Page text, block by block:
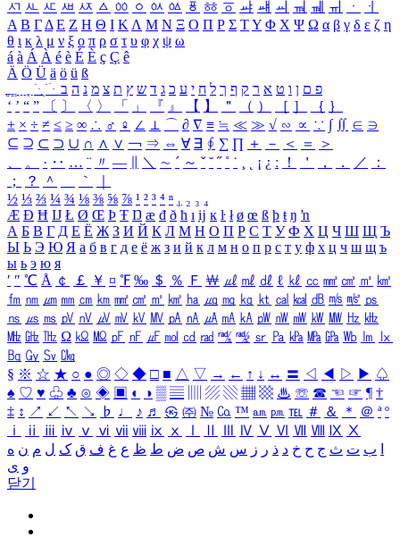
ㅺ ㅻ ㅼ ㅽ ㅾ ㅿ ㆀ ㆁ ㆂ ㆃ ㆄ ㆅ ㆆ ㆇ ㆈ ㆉ ㆊ ㆋ ㆌ ㆍ
ㆎ
Α Β ΓΔ Ε Ζ Η Θ Ι ΚΛ Μ Ν Ξ Ο Π Ρ Σ ΤΥ Φ Χ Ψ Ω α β γ δ ε ζ η
θ ι κ λ μ ν ξ ο π ρ σ τ υ φ χ ψ ω
á à Á À é è É È ç Ç ê
Ä Ö Ü ä ö ü ß
ִֶֹ ֻּ ׁׂ פ ם ן ו ט א ר ק ף ך ל ח י ע כ ג ד ש ץ ת צ מ נ ה ב
‘ ’ “ ” 〔 〕 〈 〉 「 」 『 』 【 】 ＂ （ ） ［ ］ ｛ ｝
± × ÷ ≠ ≤ ≥ ∞ ∴ ♂ ♀ ∠ ⊥ ⌒ ∂ ∇ ≡ ≒ ≪ ≫ √ ∽ ∝ ∵ ∫ ∬ ∈ ∋
⊆ ⊇ ⊂ ⊃ ∪ ∩ ∧ ∨ ￢ ⇒ ⇔ ∀ ∃ ∮ ∑ ∏ ＋ － ＜ ＝
＞
、
。 · ‥ … ¨ 〃 ― ＼ ∼ ´ ～ ˇ ˘ ˝ ˚ ˙ ¸ ¡ ¿ ː ！ ＇ ， ． ／
：
；
？ ＾ ｀
½ ⅓ ⅔ ¼ ¾ ⅛ ⅜ ⅝ ⅞ ¹ ² ³ ⁴ ⁿ ₁ ₂ ₃ ₄
Æ Ð Ħ Ĳ Ł Ø Œ Þ Ŧ Ŋ æ đ ð ħ ı ĳ ĸ ŀ ł ø œ ß þ ŧ ŋ ŉ
А Б В Г Д Е Ё Ж З И Й К Л М Н О П Р С Т У Ф Х Ц Ч Ш Щ Ъ
Ы Ь Э Ю Я а б в г д е ё ж з и й к л м н о п р с т у ф х ц ч ш щ ъ
ы ь э ю я
′ ″ ℃ Å ￠ ￡ ￥ ¤ ℉ ‰ ＄ ％ Ｆ ￦ ㎕ ㎖ ㎗ ℓ ㎘ ㏄ ㎣ ㎤ ㎥ ㎦
㎙ ㎚ ㎛ ㎜ ㎝ ㎞ ㎟ ㎠ ㎡ ㎢ ㏊ ㎍ ㎎ ㎏ ㏏ ㎈ ㎉ ㏈ ㎧ ㎨ ㎰
㎱ ㎲ ㎳ ㎴ ㎵ ㎶ ㎷ ㎸ ㎹ ㎀ ㎁ ㎂ ㎃ ㎄ ㎺ ㎻ ㎽ ㎾ ㎿ ㎐ ㎑
㎒ ㎓ ㎔ Ω ㏀ ㏁ ㎊ ㎋ ㎌ ㏖ ㏅ ㎭ ㎮ ㎯ ㏛ ㎩ ㎪ ㎫ ㎬ ㏝ ㏐
㏓
㏃ ㏉ ㏜ ㏆
§ ※ ☆ ★ ○ ● ◎ ◇ ◆ □ ■ △ ▽ → ← ↑ ↓ ↔ 〓 ◁ ◀ ▷ ▶ ♤
♠ ♡ ♥ ♧ ♣ ⊙ ◈ ▣ ◐ ◑ ▒ ▤ ▨ ▧ ▦ ▩ ♨ ☏ ☎ ☜ ☞ ¶ †
‡ ↕ ↗ ↙ ↖ ↘ ♭ ♩ ♪ ♬ ㉿ ㈜ № ㏇ ™ ㏂ ㏘ ℡ ＃ ＆ ＊ ＠ ª º
ⅰ
ⅱ ⅲ ⅳ ⅴ ⅵ ⅶ ⅷ ⅸ ⅹ Ⅳ Ⅴ Ⅵ Ⅶ Ⅷ Ⅸ Ⅹ
ب ت ث ج ح خ د ذ ر ز س ش ص ض ط ظ ع غ ف ق ک ل م ن ه
و ی
닫기